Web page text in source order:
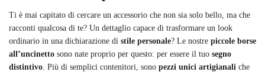
Ti è mai capitato di cercare un accessorio che non sia solo bello, ma che
racconti qualcosa di te? Un dettaglio capace di trasformare un look
ordinario in una dichiarazione di stile personale? Le nostre piccole borse
all’uncinetto sono nate proprio per questo: per essere il tuo segno
distintivo . Più di semplici contenitori, sono pezzi unici artigianali che